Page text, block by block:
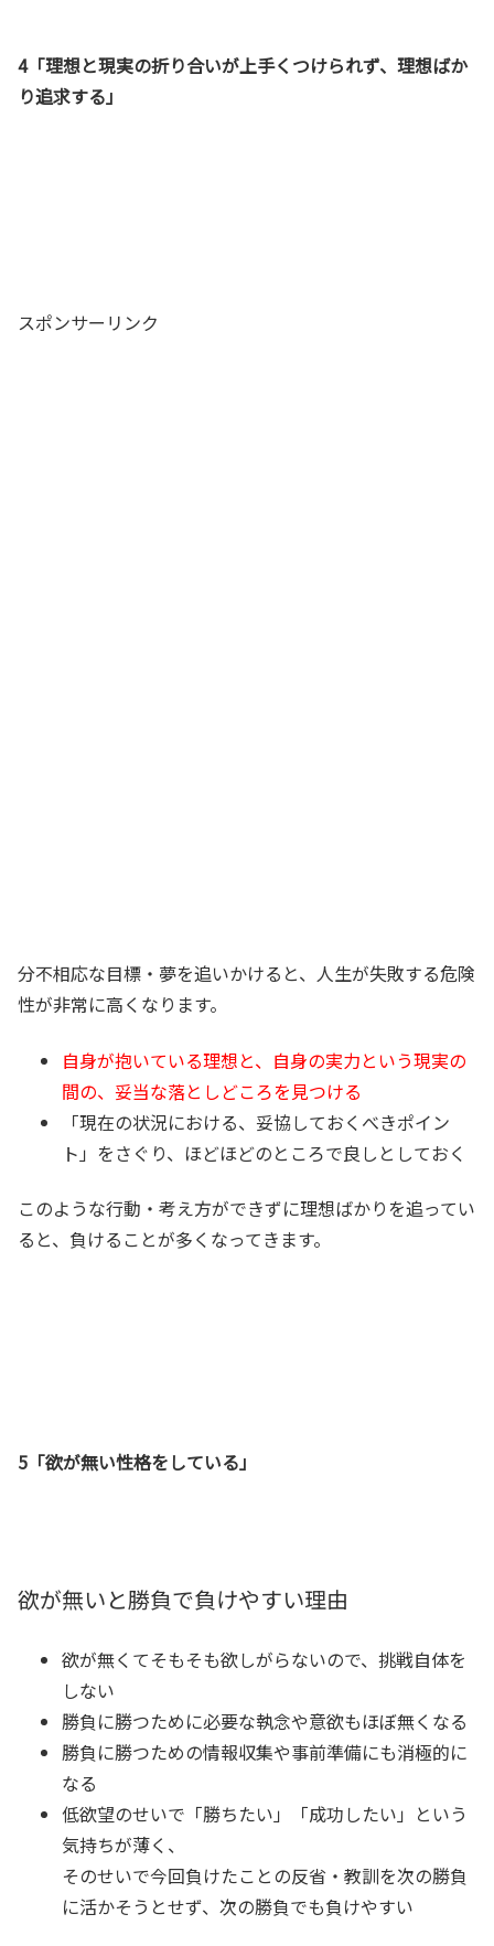
4「理想と現実の折り合いが上手くつけられず、理想ばか
り追求する」
スポンサーリンク
分不相応な目標・夢を追いかけると、人生が失敗する危険
性が非常に高くなります。
自身が抱いている理想と、自身の実力という現実の
間の、妥当な落としどころを見つける
「現在の状況における、妥協しておくべきポイン
ト」をさぐり、ほどほどのところで良しとしておく
このような行動・考え方ができずに理想ばかりを追ってい
ると、負けることが多くなってきます。
5「欲が無い性格をしている」
欲が無いと勝負で負けやすい理由
欲が無くてそもそも欲しがらないので、挑戦自体を
しない
勝負に勝つために必要な執念や意欲もほぼ無くなる
勝負に勝つための情報収集や事前準備にも消極的に
なる
低欲望のせいで「勝ちたい」「成功したい」という
気持ちが薄く、
そのせいで今回負けたことの反省・教訓を次の勝負
に活かそうとせず、次の勝負でも負けやすい